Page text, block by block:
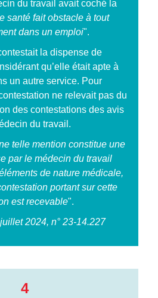
du travail avait coché la
santé fait obstacle à tout
dans un emploi".
la dispense de
qu’elle était apte à
un autre service. Pour
ne relevait pas du
des contestations des avis
du travail.
telle mention constitue une
par le médecin du travail
de nature médicale,
portant sur cette
est recevable".
2024, n° 23-14.227
4